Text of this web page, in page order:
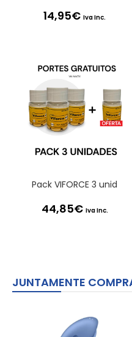
14,95€ Iva Inc.
Pack VIFORCE 3 unid
44,85€ Iva Inc.
JUNTAMENTE